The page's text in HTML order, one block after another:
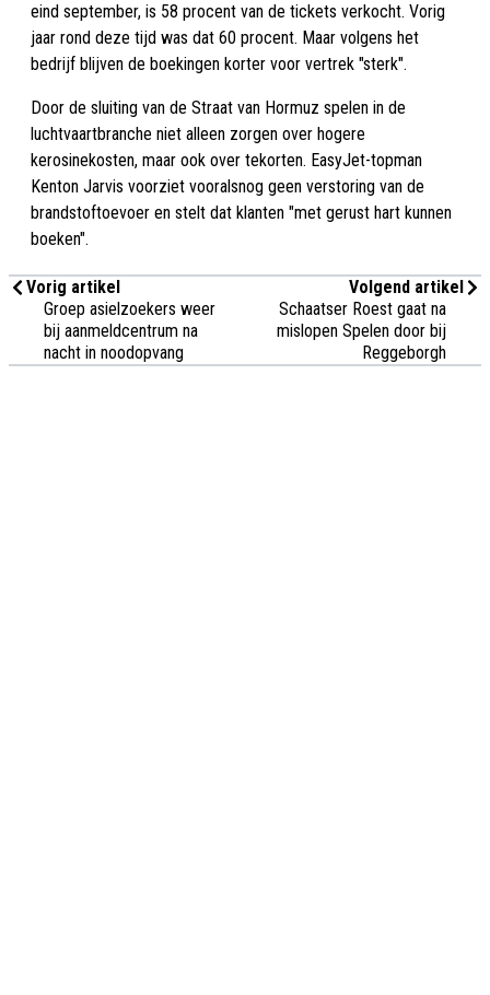
eind september, is 58 procent van de tickets verkocht. Vorig
jaar rond deze tijd was dat 60 procent. Maar volgens het
bedrijf blijven de boekingen korter voor vertrek "sterk".
Door de sluiting van de Straat van Hormuz spelen in de
luchtvaartbranche niet alleen zorgen over hogere
kerosinekosten, maar ook over tekorten. EasyJet-topman
Kenton Jarvis voorziet vooralsnog geen verstoring van de
brandstoftoevoer en stelt dat klanten "met gerust hart kunnen
boeken".
Vorig artikel
Groep asielzoekers weer
bij aanmeldcentrum na
nacht in noodopvang
Volgend artikel
Schaatser Roest gaat na
mislopen Spelen door bij
Reggeborgh